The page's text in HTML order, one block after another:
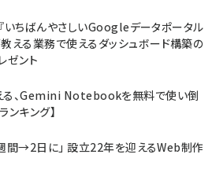
いちばんやさしいGoogleデータポータル
える業務で使えるダッシュボード構築の
ゼント
る、Gemini Notebookを無料で使い倒
ンキング】
間→2日に」 設立22年を迎えるWeb制作